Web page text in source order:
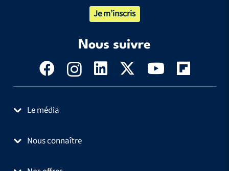
Je m’inscris
Nous suivre
Le média
Nous connaître